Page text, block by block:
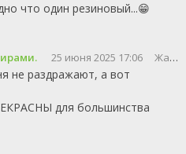
что один резиновый...😁
25 июня 2025 17:06 Жалоба
не раздражают, а вот
для большинства